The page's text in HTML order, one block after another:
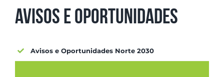
Projetos
Contactos
Avisos e Oportunidades
Avisos e Oportunidades Norte 2030